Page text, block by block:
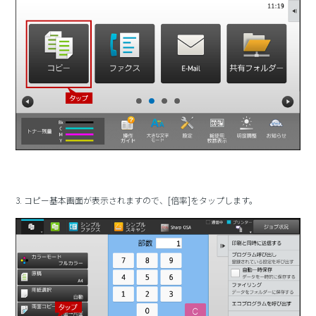
3. コピー基本画面が表示されますので、[倍率]をタップします。